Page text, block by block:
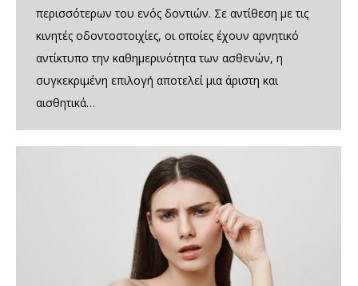
περισσότερων του ενός δοντιών. Σε αντίθεση με τις
κινητές οδοντοστοιχίες, οι οποίες έχουν αρνητικό
αντίκτυπο την καθημερινότητα των ασθενών, η
συγκεκριμένη επιλογή αποτελεί μια άριστη και
αισθητικά…